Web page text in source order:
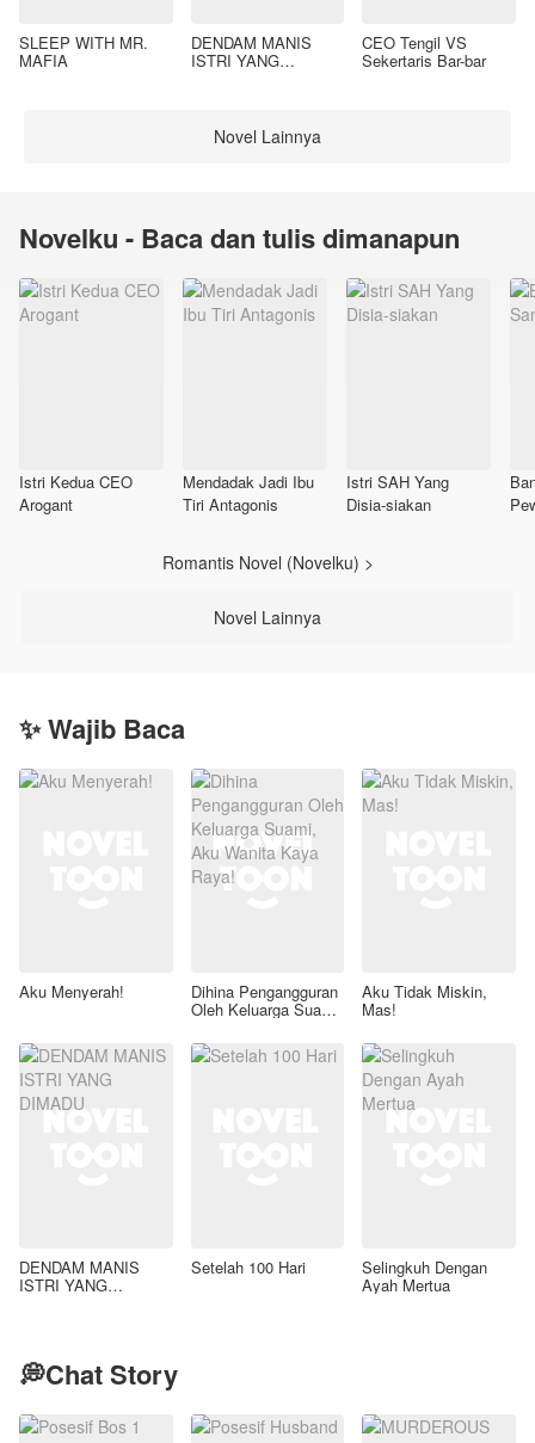
SLEEP WITH MR.
MAFIA
DENDAM MANIS
ISTRI YANG
CEO Tengil VS
Sekertaris Bar-bar
Novel Lainnya
Novelku - Baca dan tulis dimanapun
Istri Kedua CEO
Arogant
Mendadak Jadi Ibu
Tiri Antagonis
Istri SAH Yang
Disia-siakan
Romantis Novel (Novelku) >
Novel Lainnya
✨ Wajib Baca
Aku Menyerah! Dihina Pengangguran
Oleh Keluarga Suami,
Raya!
Aku Tidak Miskin,
Mas!
DENDAM MANIS
ISTRI YANG
Setelah 100 Hari Selingkuh Dengan
Ayah Mertua
💭Chat Story